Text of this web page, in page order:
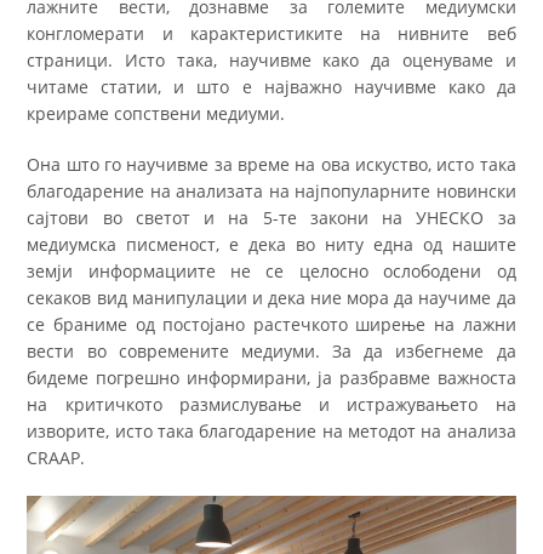
лажните вести, дознавме за големите медиумски
конгломерати и карактеристиките на нивните веб
страници. Исто така, научивме како да оценуваме и
читаме статии, и што е најважно научивме како да
креираме сопствени медиуми.
Она што го научивме за време на ова искуство, исто така
благодарение на анализата на најпопуларните новински
сајтови во светот и на 5-те закони на УНЕСКО за
медиумска писменост, е дека во ниту една од нашите
земји информациите не се целосно ослободени од
секаков вид манипулации и дека ние мора да научиме да
се браниме од постојано растечкото ширење на лажни
вести во современите медиуми. За да избегнеме да
бидеме погрешно информирани, ја разбравме важноста
на критичкото размислување и истражувањето на
изворите, исто така благодарение на методот на анализа
CRAAP.